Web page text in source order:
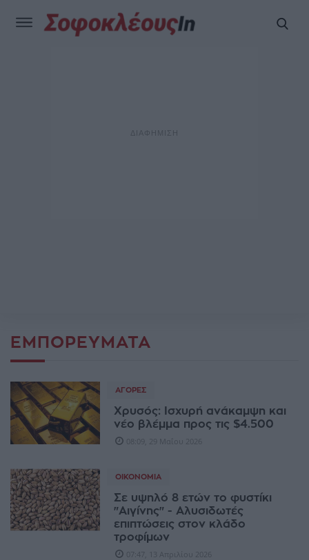
ΕΜΠΟΡΕΥΜΑΤΑ
ΑΓΟΡΈΣ
Χρυσός: Ισχυρή ανάκαμψη και
νέο βλέμμα προς τις $4.500
08:09, 29 Μαΐου 2026
ΟΙΚΟΝΟΜΊΑ
Σε υψηλό 8 ετών το φυστίκι
"Αιγίνης" - Aλυσιδωτές
επιπτώσεις στον κλάδο
τροφίμων
07:47, 13 Απριλίου 2026